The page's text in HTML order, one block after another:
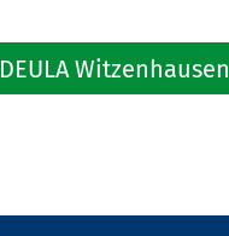
DEULA Witzenhausen